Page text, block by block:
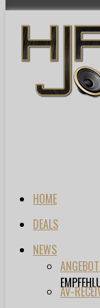
HOME
DEALS
NEWS
AV-